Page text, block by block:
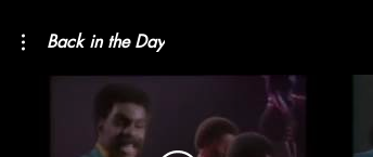
Back in the Day